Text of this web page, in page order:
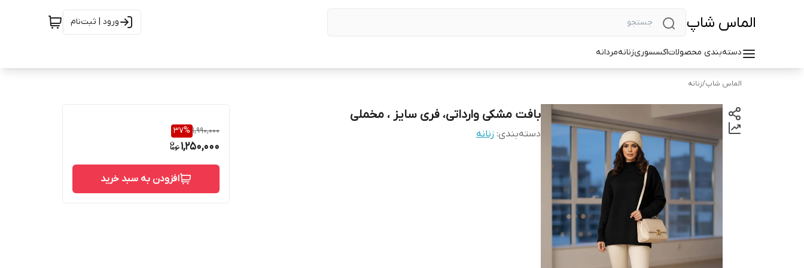
الماس شاپ ورود | ثبت‌نام
دسته‌بندی محصولاتاکسسوریزنانهمردانه
الماس شاپ/زنانه
بافت مشکی وارداتی، فری سایز ، مخملی
دسته‌بندی: زنانه 1,990,000
37%
1,250,000
افزودن به سبد خرید